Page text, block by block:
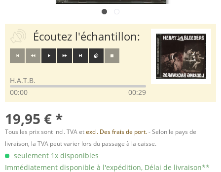
Écoutez l'échantillon:
H.A.T.B.
00:00
00:29
19,95 € *
Tous les prix sont incl. TVA etexcl. Des frais de port.- Selon le pays de
livraison, la TVA peut varier lors du passage à la caisse.
seulement 1x disponibles
Immédiatement disponible à l'expédition, Délai de livraison**